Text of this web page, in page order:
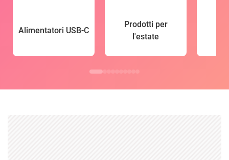
Alimentatori USB-C
Prodotti per
l'estate